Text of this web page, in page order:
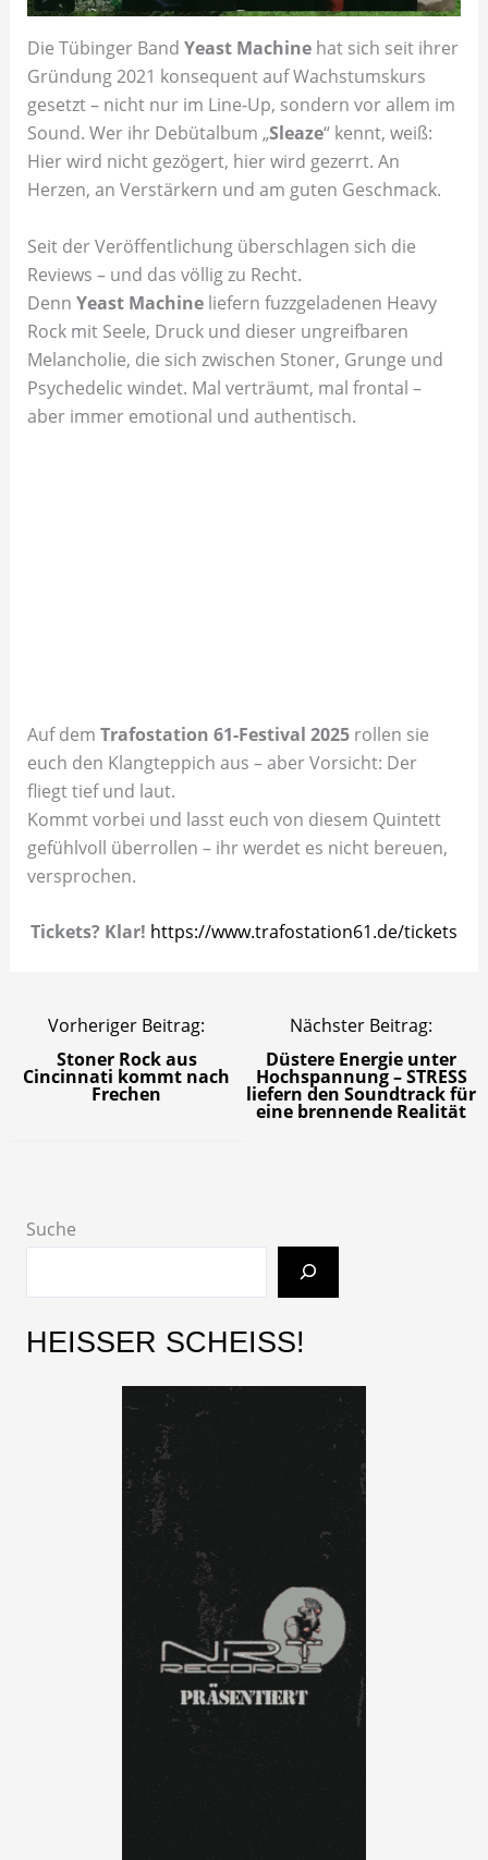
Die Tübinger Band Yeast Machinehat sich seit ihrer
Gründung 2021 konsequent auf Wachstumskurs
gesetzt – nicht nur im Line-Up, sondern vor allem im
Sound. Wer ihr Debütalbum „Sleaze“ kennt, weiß:
Hier wird nicht gezögert, hier wird gezerrt. An
Herzen, an Verstärkern und am guten Geschmack.
Seit der Veröffentlichung überschlagen sich die
Reviews – und das völlig zu Recht.
Denn Yeast Machineliefern fuzzgeladenen Heavy
Rock mit Seele, Druck und dieser ungreifbaren
Melancholie, die sich zwischen Stoner, Grunge und
Psychedelic windet. Mal verträumt, mal frontal –
aber immer emotional und authentisch.
Auf dem Trafostation 61-Festival 2025rollen sie
euch den Klangteppich aus – aber Vorsicht: Der
fliegt tief und laut.
Kommt vorbei und lasst euch von diesem Quintett
gefühlvoll überrollen – ihr werdet es nicht bereuen,
versprochen.
Tickets? Klar! https://www.trafostation61.de/tickets
Vorheriger Beitrag:
Stoner Rock aus
Cincinnati kommt nach
Frechen
Nächster Beitrag:
Düstere Energie unter
Hochspannung – STRESS
liefern den Soundtrack für
eine brennende Realität
Suche
HEISSER SCHEISS!